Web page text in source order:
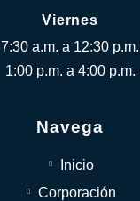
Viernes
7:30 a.m. a 12:30 p.m.
1:00 p.m. a 4:00 p.m.
Navega
Inicio
Corporación